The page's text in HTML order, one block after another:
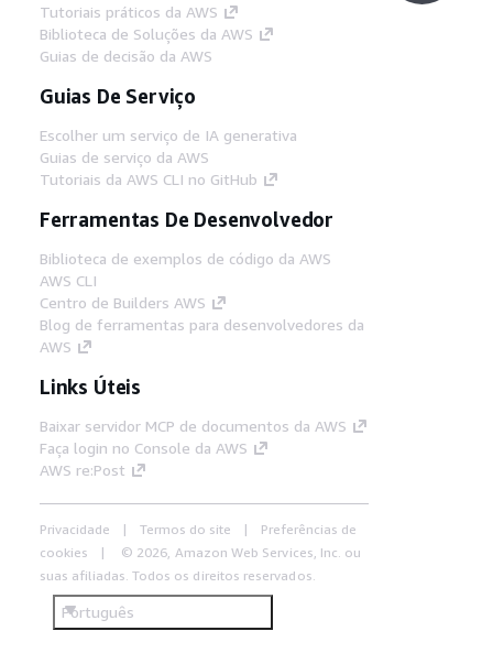
Tutoriais práticos da AWS
Biblioteca de Soluções da AWS
Guias de decisão da AWS
Guias De Serviço
Escolher um serviço de IA generativa
Guias de serviço da AWS
Tutoriais da AWS CLI no GitHub
Ferramentas De Desenvolvedor
Biblioteca de exemplos de código da AWS
AWS CLI
Centro de Builders AWS
Blog de ferramentas para desenvolvedores da
AWS
Links Úteis
Baixar servidor MCP de documentos da AWS
Faça login no Console da AWS
AWS re:Post
Privacidade Termos do site
Preferências de
cookies
© 2026, Amazon Web Services, Inc. ou
suas afiliadas. Todos os direitos reservados.
Português